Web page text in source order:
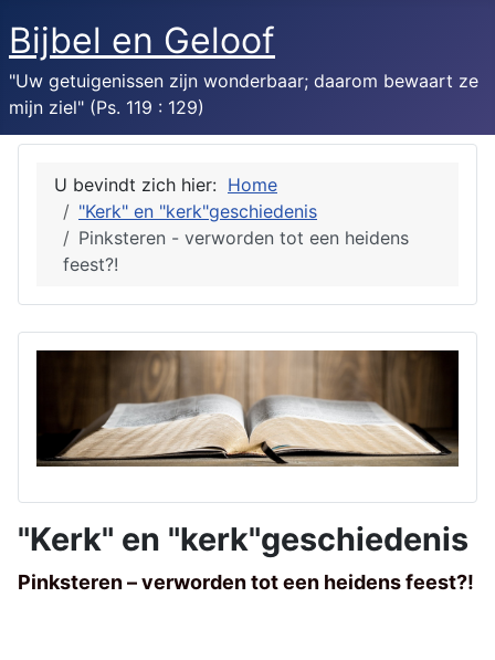
Bijbel en Geloof
"Uw getuigenissen zijn wonderbaar; daarom bewaart ze
mijn ziel" (Ps. 119 : 129)
U bevindt zich hier: Home
"Kerk" en "kerk"geschiedenis
Pinksteren - verworden tot een heidens
feest?!
"Kerk" en "kerk"geschiedenis
Pinksteren – verworden tot een heidens feest?!